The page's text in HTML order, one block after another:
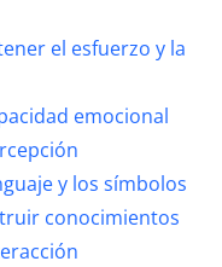
el esfuerzo y la
emocional
y los símbolos
conocimientos